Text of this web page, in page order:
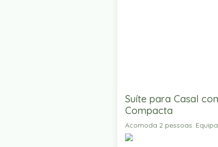
Suíte para Casal
Compacta
Acomoda 2 pessoas.